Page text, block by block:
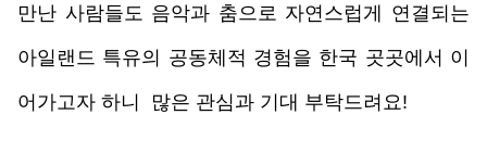
만난 사람들도 음악과 춤으로 자연스럽게 연결되는
아일랜드 특유의 공동체적 경험을 한국 곳곳에서 이
어가고자 하니  많은 관심과 기대 부탁드려요!